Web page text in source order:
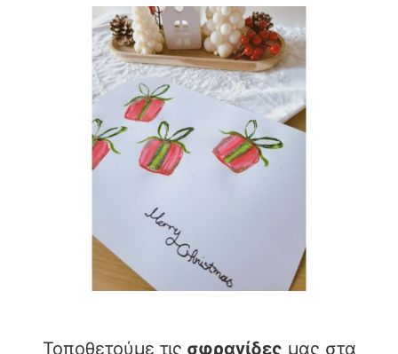
Τοποθετούμε τις σφραγίδες μας στα